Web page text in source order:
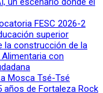
FESC 2026-2
superior
la construcción de la
con
Mosca Tsé-Tsé
años de Fortaleza Rock